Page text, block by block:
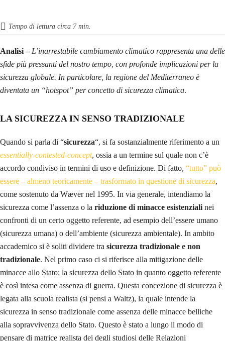
Tempo di lettura circa 7min.
Analisi – L’inarrestabile cambiamento climatico rappresenta una delle
sfide più pressanti del nostro tempo, con profonde implicazioni per la
sicurezza globale. In particolare, la regione del Mediterraneo è
diventata un “hotspot” per concetto di sicurezza climatica.
LA SICUREZZA IN SENSO TRADIZIONALE
Quando si parla di “sicurezza“, si fa sostanzialmente riferimento a un
essentially-contested-concept, ossia a un termine sul quale non c’è
accordo condiviso in termini di uso e definizione. Di fatto, “tutto” può
essere – almeno teoricamente – trasformato in questione di sicurezza,
come sostenuto da Wæver nel 1995. In via generale, intendiamo la
sicurezza come l’assenza o la riduzione di minacce esistenziali nei
confronti di un certo oggetto referente, ad esempio dell’essere umano
(sicurezza umana) o dell’ambiente (sicurezza ambientale). In ambito
accademico si è soliti dividere tra sicurezza tradizionale e non
tradizionale. Nel primo caso ci si riferisce alla mitigazione delle
minacce allo Stato: la sicurezza dello Stato in quanto oggetto referente
è così intesa come assenza di guerra. Questa concezione di sicurezza è
legata alla scuola realista (si pensi a Waltz), la quale intende la
sicurezza in senso tradizionale come assenza delle minacce belliche
alla sopravvivenza dello Stato. Questo è stato a lungo il modo di
pensare di matrice realista dei degli studiosi delle Relazioni